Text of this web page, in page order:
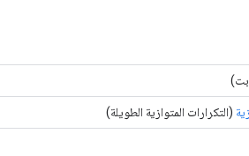
(التكرارات المتوازية الطويلة)